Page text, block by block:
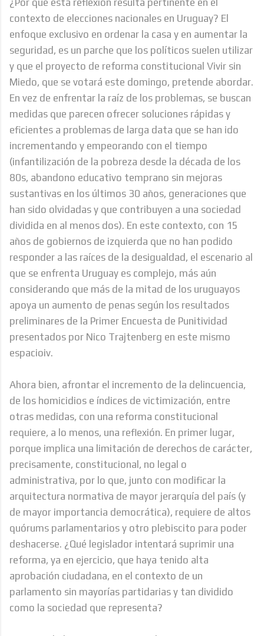
contexto de elecciones nacionales en Uruguay? El
enfoque exclusivo en ordenar la casa y en aumentar la
seguridad, es un parche que los políticos suelen utilizar
y que el proyecto de reforma constitucional Vivir sin
Miedo, que se votará este domingo, pretende abordar.
En vez de enfrentar la raíz de los problemas, se buscan
medidas que parecen ofrecer soluciones rápidas y
eficientes a problemas de larga data que se han ido
incrementando y empeorando con el tiempo
(infantilización de la pobreza desde la década de los
80s, abandono educativo temprano sin mejoras
sustantivas en los últimos 30 años, generaciones que
han sido olvidadas y que contribuyen a una sociedad
dividida en al menos dos). En este contexto, con 15
años de gobiernos de izquierda que no han podido
responder a las raíces de la desigualdad, el escenario al
que se enfrenta Uruguay es complejo, más aún
considerando que más de la mitad de los uruguayos
apoya un aumento de penas según los resultados
preliminares de la Primer Encuesta de Punitividad
presentados por Nico Trajtenberg en este mismo
espacioiv.
Ahora bien, afrontar el incremento de la delincuencia,
de los homicidios e índices de victimización, entre
otras medidas, con una reforma constitucional
requiere, a lo menos, una reflexión. En primer lugar,
porque implica una limitación de derechos de carácter,
precisamente, constitucional, no legal o
administrativa, por lo que, junto con modificar la
arquitectura normativa de mayor jerarquía del país (y
de mayor importancia democrática), requiere de altos
quórums parlamentarios y otro plebiscito para poder
deshacerse. ¿Qué legislador intentará suprimir una
reforma, ya en ejercicio, que haya tenido alta
aprobación ciudadana, en el contexto de un
parlamento sin mayorías partidarias y tan dividido
como la sociedad que representa?